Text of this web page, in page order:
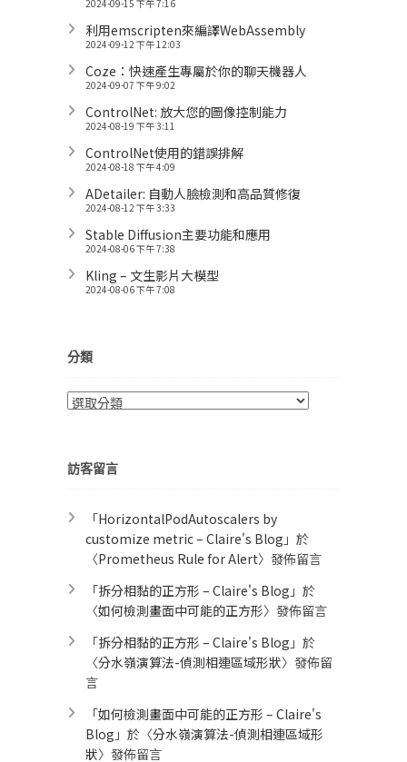
2024-09-15 下午 7:16
利用emscripten來編譯WebAssembly
2024-09-12 下午 12:03
Coze：快速產生專屬於你的聊天機器人
2024-09-07 下午 9:02
ControlNet: 放大您的圖像控制能力
2024-08-19 下午 3:11
ControlNet使用的錯誤排解
2024-08-18 下午 4:09
ADetailer: 自動人臉檢測和高品質修復
2024-08-12 下午 3:33
Stable Diffusion主要功能和應用
2024-08-06 下午 7:38
Kling – 文生影片大模型
2024-08-06 下午 7:08
分類
分
訪客留言
「HorizontalPodAutoscalers by
customize metric – Claire's Blog 」於
〈Prometheus Rule for Alert​〉發佈留言
「拆分相黏的正方形 – Claire's Blog 」於
〈如何檢測畫面中可能的正方形〉發佈留言
「拆分相黏的正方形 – Claire's Blog 」於
〈分水嶺演算法-偵測相連區域形狀〉發佈留
言
「如何檢測畫面中可能的正方形 – Claire's
Blog 」於〈分水嶺演算法-偵測相連區域形
狀〉發佈留言